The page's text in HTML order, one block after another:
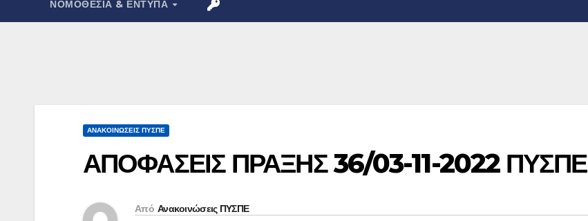
ΝΟΜΟΘΕΣΊΑ & ΈΝΤΥΠΑ
ΑΝΑΚΟΙΝΏΣΕΙΣ ΠΥΣΠΕ
ΑΠΟΦΑΣΕΙΣ ΠΡΑΞΗΣ 36/03-11-2022 ΠΥΣΠΕ
Από Ανακοινώσεις ΠΥΣΠΕ